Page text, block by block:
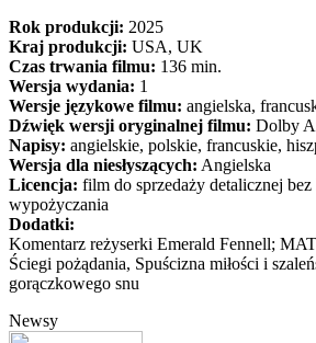
Rok produkcji: 2025
Kraj produkcji: USA, UK
Czas trwania filmu: 136 min.
Wersja wydania: 1
Wersje językowe filmu: angielska,
Dźwięk wersji oryginalnej filmu: Dolby
Napisy: angielskie, polskie, francuskie,
Wersja dla niesłyszących: Angielska
Licencja: film do sprzedaży detalicznej
wypożyczania
Dodatki:
Komentarz reżyserki Emerald Fennell;
Ściegi pożądania, Spuścizna miłości i
gorączkowego snu
Newsy